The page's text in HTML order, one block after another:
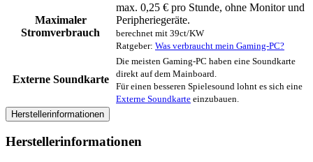
Maximaler
Stromverbrauch
max. 0,25 € pro Stunde, ohne Monitor und
Peripheriegeräte.
berechnet mit 39ct/KW
Ratgeber: Was verbraucht mein Gaming-PC?
Externe Soundkarte
Die meisten Gaming-PC haben eine Soundkarte
direkt auf dem Mainboard.
Für einen besseren Spielesound lohnt es sich eine
Externe Soundkarte einzubauen.
Herstellerinformationen
Herstellerinformationen